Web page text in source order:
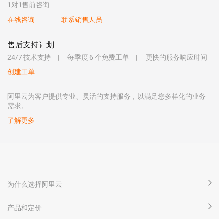
1对1售前咨询
在线咨询
联系销售人员
售后支持计划
24/7 技术支持 每季度 6 个免费工单
更快的服务响应时间
创建工单
阿里云为客户提供专业、灵活的支持服务，以满足您多样化的业务
需求。
了解更多
为什么选择阿里云
产品和定价